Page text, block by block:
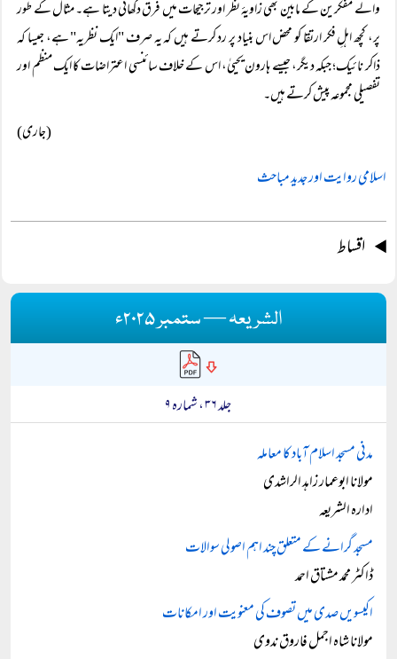
والے مفکرین کے مابین بھی زاویۂ نظر اور ترجیحات میں فرق دکھائی دیتا ہے۔ مثال کے طور
پر، کچھ اہلِ فکر ارتقا کو محض اس بنیاد پر رد کرتے ہیں کہ یہ صرف "ایک نظریہ" ہے، جیسا کہ
ذاکر نائیک؛ جبکہ دیگر، جیسے ہارون یحییٰ، اس کے خلاف سائنسی اعتراضات کا ایک منظم اور
تفصیلی مجموعہ پیش کرتے ہیں۔
(جاری)
اسلامی روایت اور جدید مباحث
اقساط
الشریعہ — ستمبر ۲۰۲۵ء
جلد ۳۶ ، شمارہ ۹
مدنی مسجد اسلام آباد کا معاملہ
مولانا ابوعمار زاہد الراشدی
ادارہ الشریعہ
مسجد گرانے کے متعلق چند اہم اصولی سوالات
ڈاکٹر محمد مشتاق احمد
اکیسویں صدی میں تصوف کی معنویت اور امکانات
مولانا شاہ اجمل فاروق ندوی